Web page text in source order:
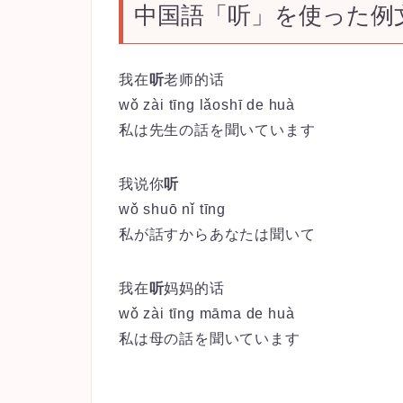
中国語「听」を使った例
我在 听老师的话
wǒ zài tīng lǎoshī de huà
私は先生の話を聞いています
我说你听
wǒ shuō nǐ tīng
私が話すからあなたは聞いて
我在 听妈妈的话
wǒ zài tīng māma de huà
私は母の話を聞いています